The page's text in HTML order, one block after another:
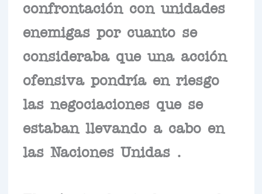
confrontación con unidades
enemigas por cuanto se
consideraba que una acción
ofensiva pondría en riesgo
las negociaciones que se
estaban llevando a cabo en
las Naciones Unidas .